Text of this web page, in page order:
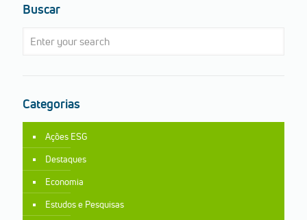
Buscar
Categorias
Ações ESG
Destaques
Economia
Estudos e Pesquisas